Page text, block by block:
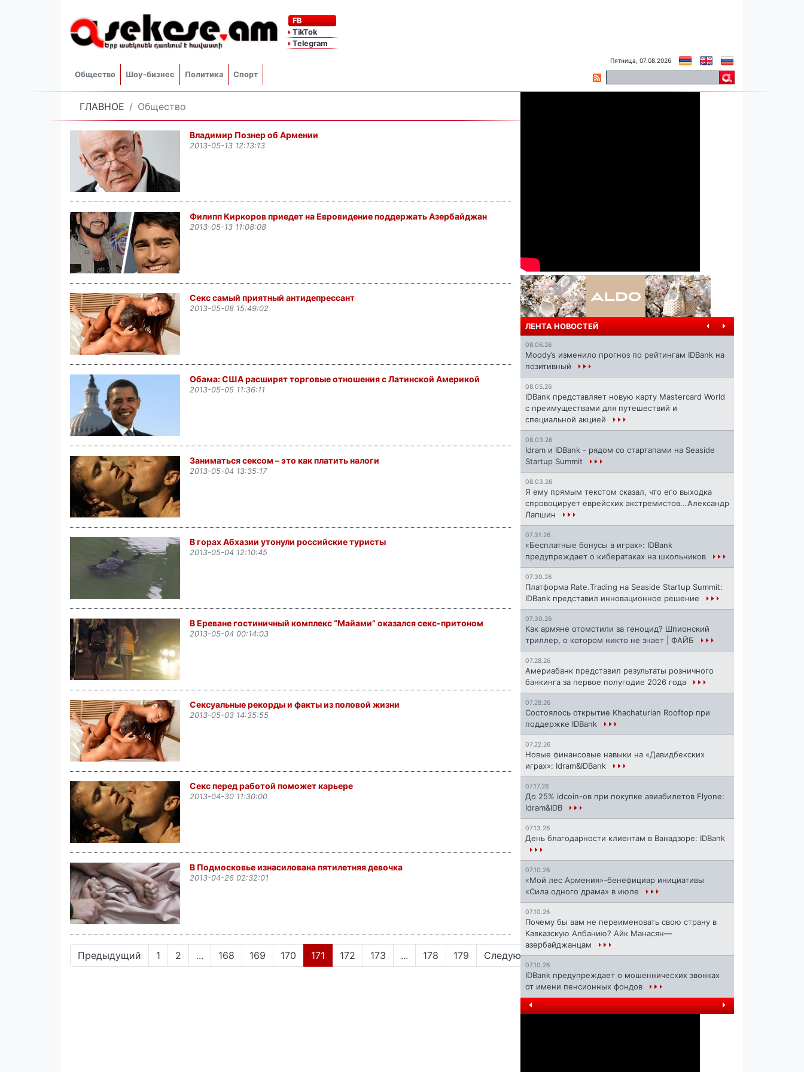
FB
TikTok
Telegram
Общество Шоу-бизнес Политика Спорт
Пятница, 07.08.2026
ГЛАВНОЕ Общество
Владимир Познер об Армении
2013-05-13 12:13:13
Филипп Киркоров приедет на Евровидение поддержать Азербайджан
2013-05-13 11:08:08
Секс самый приятный антидепрессант
2013-05-08 15:49:02
Обама: США расширят торговые отношения с Латинской Америкой
2013-05-05 11:36:11
Заниматься сексом – это как платить налоги
2013-05-04 13:35:17
В горах Абхазии утонули российские туристы
2013-05-04 12:10:45
В Ереване гостиничный комплекс “Майами” оказался секс-притоном
2013-05-04 00:14:03
Сексуальные рекорды и факты из половой жизни
2013-05-03 14:35:55
Секс перед работой поможет карьере
2013-04-30 11:30:00
В Подмосковье изнасилована пятилетняя девочка
2013-04-26 02:32:01
Предыдущий 1 2 ... 168 169 170 171 (current)
172 173 ... 178 179 Следующий
ЛЕНТА НОВОСТЕЙ
08.06.26
Moody’s изменило прогноз по рейтингам IDBank на
позитивный
08.05.26
IDBank представляет новую карту Mastercard World
с преимуществами для путешествий и
специальной акцией
08.03.26
Idram и IDBank - рядом со стартапами на Seaside
Startup Summit
08.03.26
Я ему прямым текстом сказал, что его выходка
спровоцирует еврейских экстремистов...Александр
Лапшин
07.31.26
«Бесплатные бонусы в играх»: IDBank
предупреждает о кибератаках на школьников
07.30.26
Платформа Rate.Trading на Seaside Startup Summit:
IDBank представил инновационное решение
07.30.26
Как армяне отомстили за геноцид? Шпионский
триллер, о котором никто не знает | ФАЙБ
07.28.26
Америабанк представил результаты розничного
банкинга за первое полугодие 2026 года
07.28.26
Состоялось открытие Khachaturian Rooftop при
поддержке IDBank
07.22.26
Новые финансовые навыки на «Давидбекских
играх»: Idram&IDBank
07.17.26
До 25% idcoin-ов при покупке авиабилетов Flyone:
Idram&IDB
07.13.26
День благодарности клиентам в Ванадзоре: IDBank
07.10.26
«Мой лес Армения»-бенефициар инициативы
«Сила одного драма» в июле
07.10.26
Почему бы вам не переименовать свою страну в
Кавказскую Албанию? Айк Манасян—
азербайджанцам
07.10.26
IDBank предупреждает о мошеннических звонках
от имени пенсионных фондов